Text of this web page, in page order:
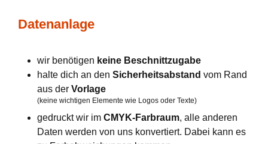
Datenanlage
wir benötigen keine Beschnittzugabe
halte dich an den Sicherheitsabstand vom Rand
aus der Vorlage
(keine wichtigen Elemente wie Logos oder Texte)
gedruckt wir im CMYK-Farbraum, alle anderen
Daten werden von uns konvertiert. Dabei kann es